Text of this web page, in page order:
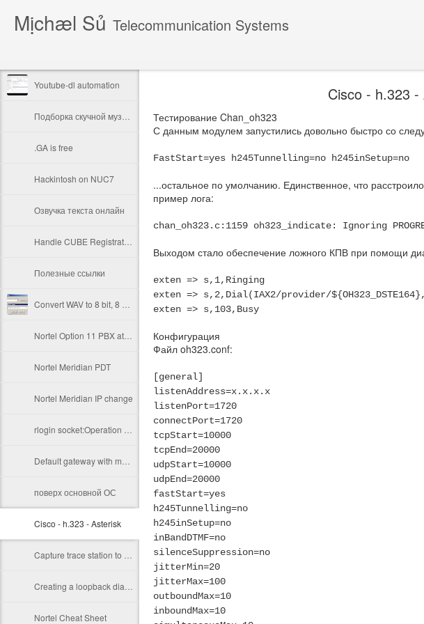
Mịchæl Sủ Telecommunication Systems
Youtube-dl automation
.GA is free
Hackintosh on NUC7
Озвучка текста онлайн
Полезные ссылки
Nortel Meridian PDT
Nortel Meridian IP change
поверх основной ОС
Cisco - h.323 - Asterisk
Nortel Cheat Sheet
Cisco - h.323 -
Тестирование Chan_oh323
С данным модулем запустились довольно быстро со
FastStart=yes h245Tunnelling=no h245inSetup=no
...остальное по умолчанию. Единственное, что
пример лога:
chan_oh323.c:1159 oh323_indicate: Ignoring
Выходом стало обеспечение ложного КПВ при помощи
exten => s,1,Ringing
exten => s,2,Dial(IAX2/provider/
exten => s,103,Busy
Конфигурация
Файл oh323.conf:
[general]
listenAddress=x.x.x.x
listenPort=1720
connectPort=1720
tcpStart=10000
tcpEnd=20000
udpStart=10000
udpEnd=20000
fastStart=yes
h245Tunnelling=no
h245inSetup=no
inBandDTMF=no
silenceSuppression=no
jitterMin=20
jitterMax=100
outboundMax=10
inboundMax=10